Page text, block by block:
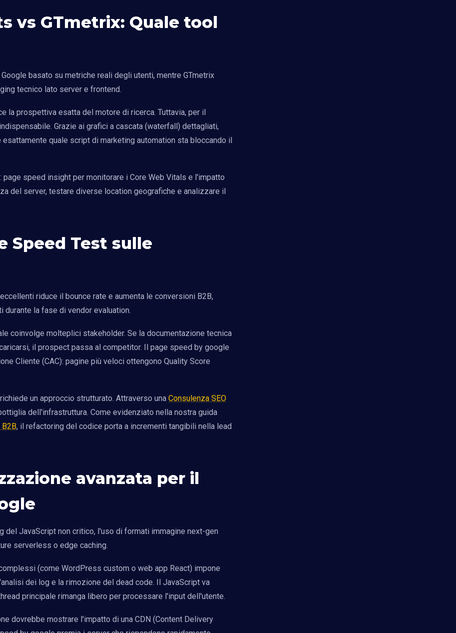
vs GTmetrix: Quale tool
basato su metriche reali degli utenti, mentre GTmetrix
tecnico lato server e frontend.
la prospettiva esatta del motore di ricerca. Tuttavia, per il
Grazie ai grafici a cascata (waterfall) dettagliati,
quale script di marketing automation sta bloccando il
speed insight per monitorare i Core Web Vitals e l'impatto
del server, testare diverse location geografiche e analizzare il
Speed Test sulle
riduce il bounce rate e aumenta le conversioni B2B,
la fase di vendor evaluation.
coinvolge molteplici stakeholder. Se la documentazione tecnica
il prospect passa al competitor. Il page speed by google
Cliente (CAC): pagine più veloci ottengono Quality Score
un approccio strutturato. Attraverso una Consulenza SEO
dell'infrastruttura. Come evidenziato nella nostra guida
, il refactoring del codice porta a incrementi tangibili nella lead
avanzata per il
JavaScript non critico, l'uso di formati immagine next-gen
serverless o edge caching.
(come WordPress custom o web app React) impone
dei log e la rimozione del dead code. Il JavaScript va
principale rimanga libero per processare l'input dell'utente.
dovrebbe mostrare l'impatto di una CDN (Content Delivery